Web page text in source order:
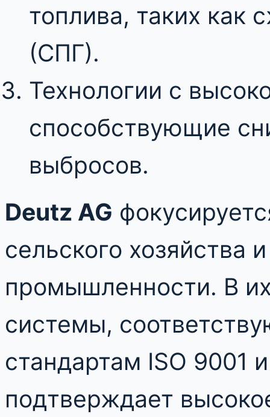
топлива, таких как
(СПГ).
Технологии с
способствующие
выбросов.
Deutz AG
сельского
промышленности. В
системы,
стандартам ISO 9001
подтверждает